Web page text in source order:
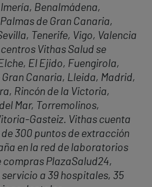
Benalmádena,
de Gran Canaria,
Tenerife, Vigo, Valencia
Vithas Salud se
El Ejido, Fuengirola,
Canaria, Lleida, Madrid,
Rincón de la Victoria,
Mar, Torremolinos,
Gasteiz. Vithas cuenta
300 puntos de extracción
en la red de laboratorios
compras PlazaSalud24,
a 39 hospitales, 35